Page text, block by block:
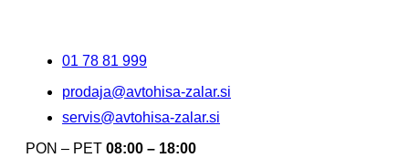
01 78 81 999
prodaja@avtohisa-zalar.si
servis@avtohisa-zalar.si
PON – PET 08:00 – 18:00